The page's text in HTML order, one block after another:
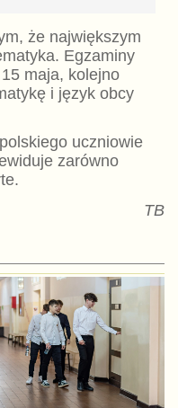
że największym
Egzaminy
maja, kolejno
i język obcy
uczniowie
zarówno
TB